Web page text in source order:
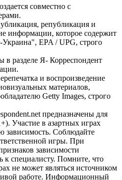
совместно с
републикация и
информации, которое содержит
EPA / UPG, строго
в разделе Я- Корреспондент
и воспроизведение
материалов,
Getty Images, строго
предназначены для
Участие в азартных играх
зависимость. Соблюдайте
игры. При
зависимости
к специалисту. Помните, что
не может являться источником
работе. Информационный